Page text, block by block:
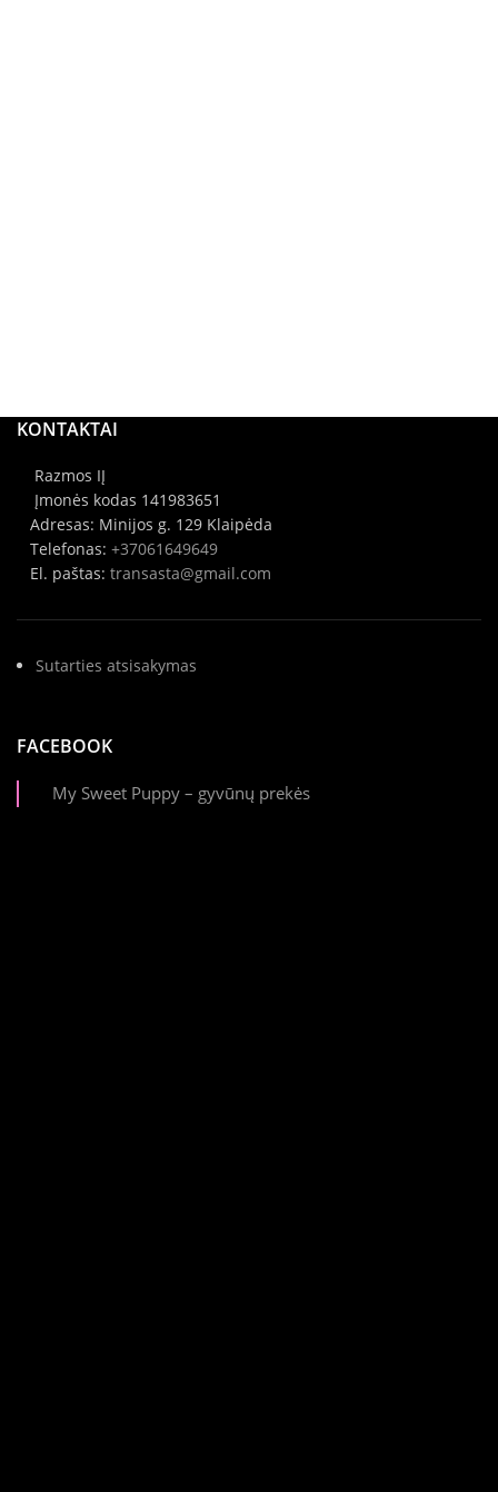
KONTAKTAI
Razmos IĮ
Įmonės kodas 141983651
Adresas: Minijos g. 129 Klaipėda
Telefonas: +37061649649
El. paštas: transasta@gmail.com
Sutarties atsisakymas
FACEBOOK
My Sweet Puppy – gyvūnų prekės